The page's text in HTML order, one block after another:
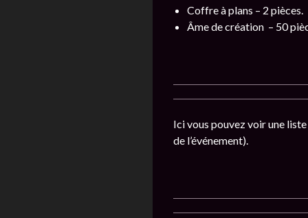
Coffre à plans – 2 pièces.
Âme de création – 50
Ici vous pouvez voir une
de l’événement).